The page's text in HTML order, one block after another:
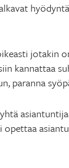
jotakin
kannattaa
paranna